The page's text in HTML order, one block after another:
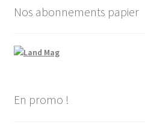
Nos abonnements papier
En promo !